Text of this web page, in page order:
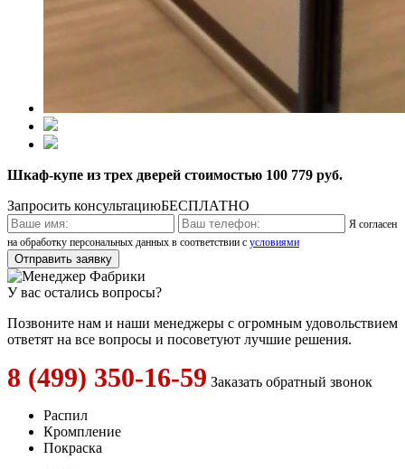
Шкаф-купе из трех дверей стоимостью 100 779 руб.
Запросить консультациюБЕСПЛАТНО
Я согласен
на обработку персональных данных в соответствии с условиями
У вас остались вопросы?
Позвоните нам и наши менеджеры с огромным удовольствием
ответят на все вопросы и посоветуют лучшие решения.
8 (499) 350-16-59 Заказать обратный звонок
Распил
Кромпление
Покраска